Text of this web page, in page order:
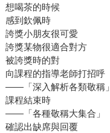
想喝茶的時候
感到欽佩時
誇獎小朋友很可愛
誇獎某物很適合對方
被誇獎時的對
向課程的指導老師打招呼
——「深入解析各類敬稱」
課程結束時
——「各種敬稱大集合」
確認出缺席與回覆